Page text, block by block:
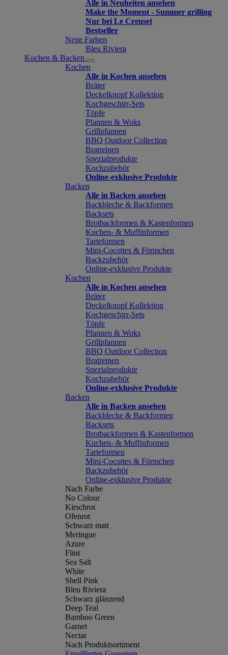
Alle in Neuheiten ansehen
Make the Moment - Summer grilling
Nur bei Le Creuset
Bestseller
Neue Farben
Bleu Riviera
Kochen & Backen
Kochen
Alle in Kochen ansehen
Bräter
Deckelknopf Kollektion
Kochgeschirr-Sets
Töpfe
Pfannen & Woks
Grillpfannen
BBQ Outdoor Collection
Bratreinen
Spezialprodukte
Kochzubehör
Online-exklusive Produkte
Backen
Alle in Backen ansehen
Backbleche & Backformen
Backsets
Brotbackformen & Kastenformen
Kuchen- & Muffinformen
Tarteformen
Mini-Cocottes & Förmchen
Backzubehör
Online-exklusive Produkte
Kochen
Alle in Kochen ansehen
Bräter
Deckelknopf Kollektion
Kochgeschirr-Sets
Töpfe
Pfannen & Woks
Grillpfannen
BBQ Outdoor Collection
Bratreinen
Spezialprodukte
Kochzubehör
Online-exklusive Produkte
Backen
Alle in Backen ansehen
Backbleche & Backformen
Backsets
Brotbackformen & Kastenformen
Kuchen- & Muffinformen
Tarteformen
Mini-Cocottes & Förmchen
Backzubehör
Online-exklusive Produkte
Nach Farbe
No Colour
Kirschrot
Ofenrot
Schwarz matt
Meringue
Azure
Flint
Sea Salt
White
Shell Pink
Bleu Riviera
Schwarz glänzend
Deep Teal
Bamboo Green
Garnet
Nectar
Nach Produktsortiment